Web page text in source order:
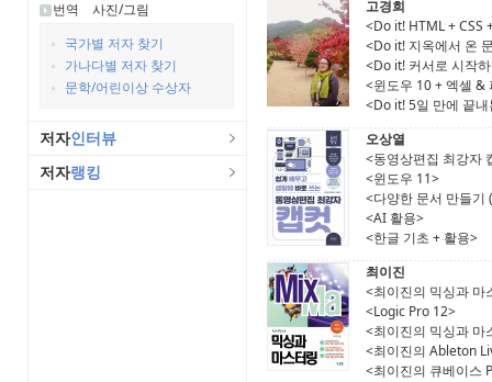
번역
사진/그림
국가별 저자 찾기
가나다별 저자 찾기
문학/어린이상 수상자
저자인터뷰
저자랭킹
고경희
<Do it! HTML + CSS
<Do it! 지옥에서 온
<Do it! 커서로 시작
<윈도우 10 + 엑셀 &
<Do it! 5일 만에 끝
오상열
<동영상편집 최강자
<윈도우 11>
<다양한 문서 만들기
<AI 활용>
<한글 기초 + 활용>
최이진
<최이진의 믹싱과 마
<Logic Pro 12>
<최이진의 믹싱과 마
<최이진의 Ableton
<최이진의 큐베이스